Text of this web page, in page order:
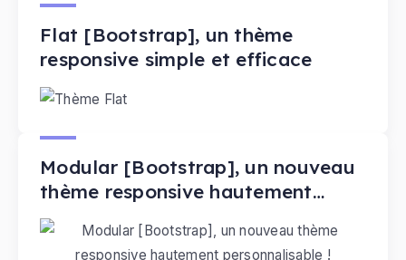
Grâce à ses 171 paramètres personnalisables,
vous pourrez l'adapter au besoin de votre site,
sans pour autant vous y perdre.
Flat [Bootstrap], un thème
responsive simple et efficace
Modular [Bootstrap], un nouveau
thème responsive hautement
personnalisable !